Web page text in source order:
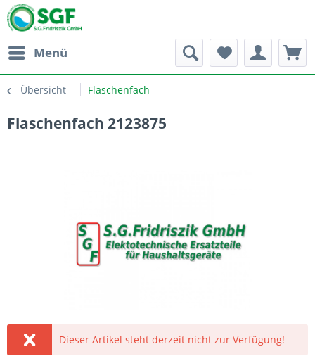
Menü
Übersicht Flaschenfach
Flaschenfach 2123875
Dieser Artikel steht derzeit nicht zur Verfügung!